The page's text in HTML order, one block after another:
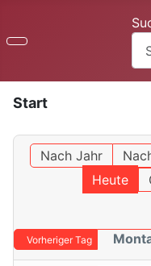
Start
Nach Jahr
Heute
Vorheriger Tag